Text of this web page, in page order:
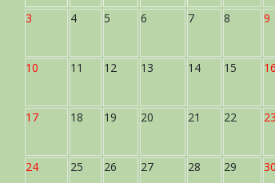
3 4 5 6 7 8 9
10 11 12 13 14 15 16
17 18 19 20 21 22 23
24 25 26 27 28 29 30